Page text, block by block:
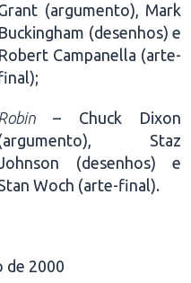
(argumento), Mark
Buckingham (desenhos) e
Robert Campanella (arte-
– Chuck Dixon
Staz
(desenhos) e
Woch (arte-final).
de 2000